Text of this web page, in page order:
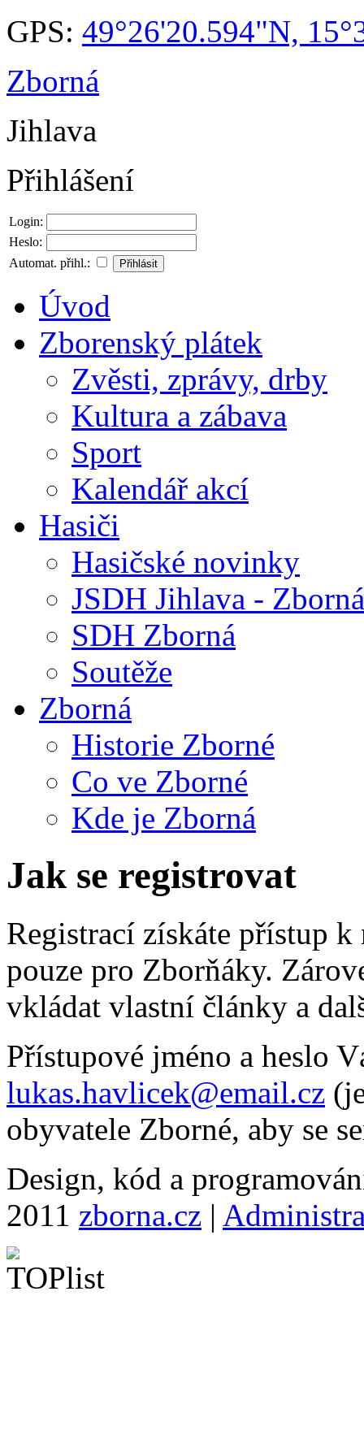
GPS: 49°26'20.594"N,
Zborná
Jihlava
Přihlášení
Login:
Heslo:
Automat. přihl.:
Úvod
Zborenský plátek
Zvěsti, zprávy, drby
Kultura a zábava
Sport
Kalendář akcí
Hasiči
Hasičské novinky
JSDH Jihlava - Zborná
SDH Zborná
Soutěže
Zborná
Historie Zborné
Co ve Zborné
Kde je Zborná
Jak se registrovat
Registrací získáte přístup
pouze pro Zborňáky.
vkládat vlastní články a
Přístupové jméno a heslo
lukas.havlicek@email.cz
obyvatele Zborné, aby se
Design, kód a
2011 zborna.cz |